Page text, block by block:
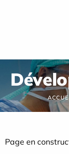
Page en
Panneau de